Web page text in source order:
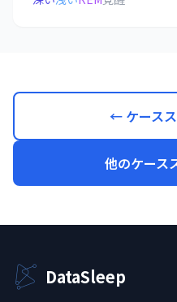
← ケース
他のケース
DataSleep